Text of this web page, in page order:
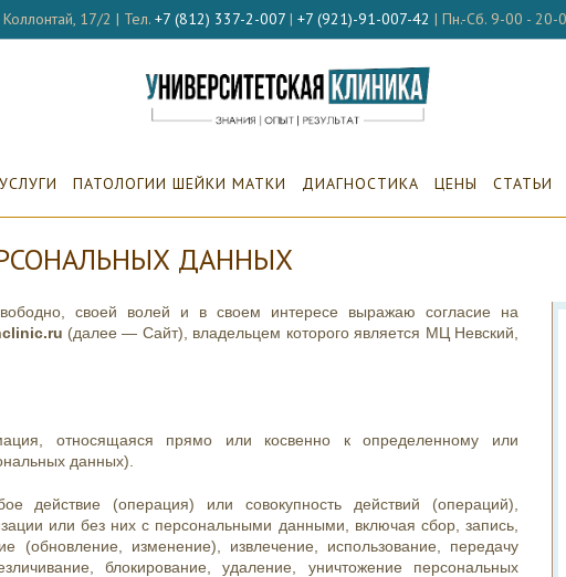
17/2 | Тел. +7 (812) 337-2-007 | +7 (921)-91-007-42 | Пн.-Сб. 9-00 - 20-
УСЛУГИ ПАТОЛОГИИ ШЕЙКИ МАТКИ ДИАГНОСТИКА ЦЕНЫ СТАТЬИ
ДАННЫХ
своей волей и в своем интересе выражаю согласие на
(далее — Сайт), владельцем которого является МЦ Невский,
относящаяся прямо или косвенно к определенному или
данных).
(операция) или совокупность действий (операций),
или без них с персональными данными, включая сбор, запись,
(обновление, изменение), извлечение, использование, передачу
блокирование, удаление, уничтожение персональных